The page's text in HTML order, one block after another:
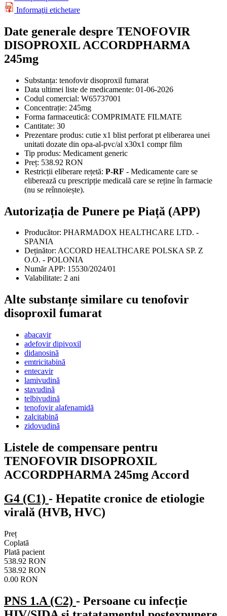
Informaţii etichetare
Date generale despre TENOFOVIR
DISOPROXIL ACCORDPHARMA
245mg
Substanța: tenofovir disoproxil fumarat
Data ultimei liste de medicamente: 01-06-2026
Codul comercial: W65737001
Concentrație: 245mg
Forma farmaceutică: COMPRIMATE FILMATE
Cantitate: 30
Prezentare produs: cutie x1 blist perforat pt eliberarea unei
unitati dozate din opa-al-pvc/al x30x1 compr film
Tip produs: Medicament generic
Preț: 538.92 RON
Restricții eliberare rețetă: P-RF - Medicamente care se
eliberează cu prescripție medicală care se reține în farmacie
(nu se reînnoiește).
Autorizația de Punere pe Piață (APP)
Producător: PHARMADOX HEALTHCARE LTD. -
SPANIA
Deținător: ACCORD HEALTHCARE POLSKA SP. Z
O.O. - POLONIA
Număr APP: 15530/2024/01
Valabilitate: 2 ani
Alte substanțe similare cu tenofovir
disoproxil fumarat
abacavir
adefovir dipivoxil
didanosină
emtricitabină
entecavir
lamivudină
stavudină
telbivudină
tenofovir alafenamidă
zalcitabină
zidovudină
Listele de compensare pentru
TENOFOVIR DISOPROXIL
ACCORDPHARMA 245mg Accord
G4 (C1) - Hepatite cronice de etiologie
virală (HVB, HVC)
Preț
Coplată
Plată pacient
538.92 RON
538.92 RON
0.00 RON
PNS 1.A (C2) - Persoane cu infecție